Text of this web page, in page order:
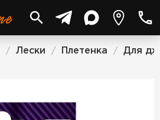
/ Лески / Плетенка / Для